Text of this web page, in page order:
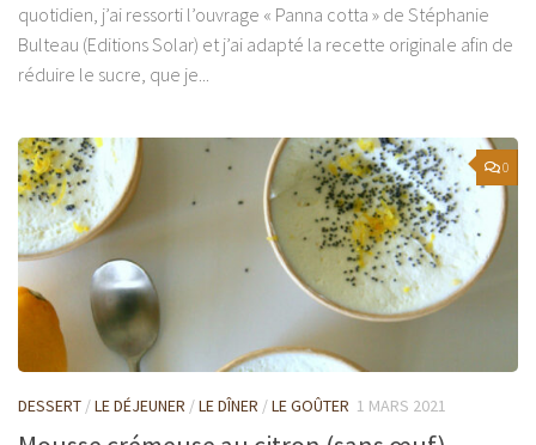
quotidien, j’ai ressorti l’ouvrage « Panna cotta » de Stéphanie
Bulteau (Editions Solar) et j’ai adapté la recette originale afin de
réduire le sucre, que je...
0
DESSERT /LE DÉJEUNER /LE DÎNER /LE GOÛTER 1 MARS 2021